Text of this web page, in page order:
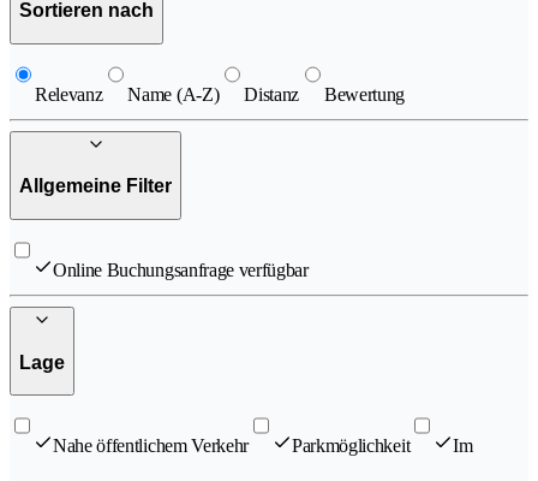
Sortieren nach
Relevanz Name (A-Z) Distanz Bewertung
Allgemeine Filter
Online Buchungsanfrage verfügbar
Lage
Nahe öffentlichem Verkehr Parkmöglichkeit Im